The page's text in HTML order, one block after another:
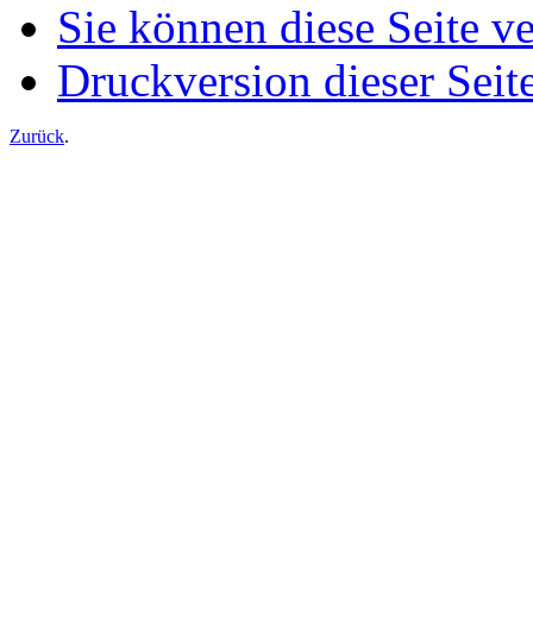
Sie können diese Seite
Druckversion dieser
Zurück.